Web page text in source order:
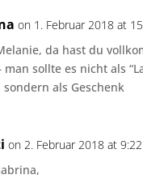
on 1. Februar 2018 at
da hast du
man sollte es nicht als
sondern als Geschenk
on 2. Februar 2018 at 9:22